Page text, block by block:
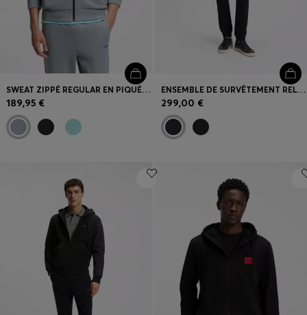
SWEAT ZIPPÉ REGULAR EN PIQUÉ SPACER
189,95 €
ENSEMBLE DE SURVÊTEMENT RELAXED EN MOLLETON DE COTON
299,00 €